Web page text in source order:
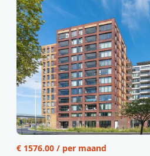
€ 1576.00 / per maand